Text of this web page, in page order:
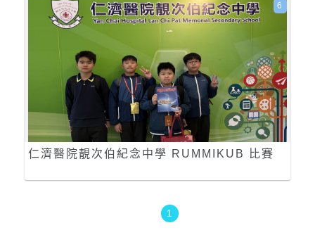
仁濟醫院靚次伯紀念中學 RUMMIKUB 比賽
6
1